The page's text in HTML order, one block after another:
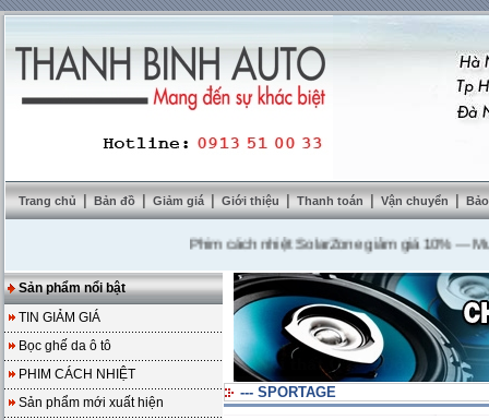
Trang chủ | Bản đồ | Giảm giá | Giới thiệu | Thanh toán | Vận chuyển |
Phim cách nhiệt SolarZone giảm giá 10%---Mua
Sản phẩm nổi bật
TIN GIẢM GIÁ
Bọc ghế da ô tô
PHIM CÁCH NHIỆT
Sản phẩm mới xuất hiện
--- SPORTAGE